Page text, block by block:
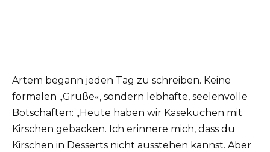
Artem begann jeden Tag zu schreiben. Keine
formalen „Grüße«, sondern lebhafte, seelenvolle
Botschaften: „Heute haben wir Käsekuchen mit
Kirschen gebacken. Ich erinnere mich, dass du
Kirschen in Desserts nicht ausstehen kannst. Aber